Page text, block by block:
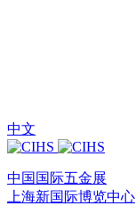
中文
中国国际五金展
上海新国际博览中心